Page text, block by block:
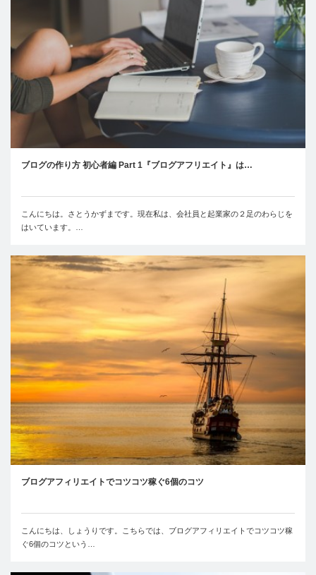
ブログの作り方 初心者編 Part 1『ブログアフリエイト』は…
こんにちは。さとうかずまです。現在私は、会社員と起業家の２足のわらじを
はいています。…
ブログアフィリエイトでコツコツ稼ぐ6個のコツ
こんにちは、しょうりです。こちらでは、ブログアフィリエイトでコツコツ稼
ぐ6個のコツという…